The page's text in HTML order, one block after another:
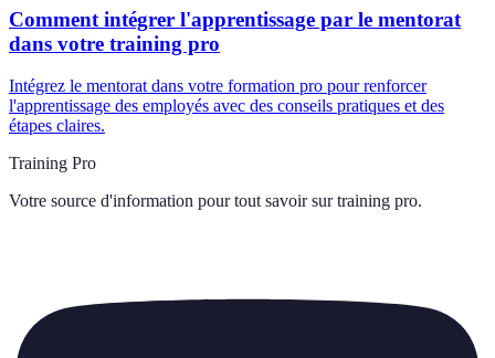
Comment intégrer l'apprentissage par le mentorat
dans votre training pro
Intégrez le mentorat dans votre formation pro pour renforcer
l'apprentissage des employés avec des conseils pratiques et des
étapes claires.
Training Pro
Votre source d'information pour tout savoir sur training pro.